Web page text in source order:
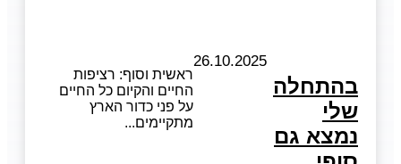
בהתחלה
שלי
נמצא גם
26.10.2025
ראשית וסוף: רציפות
החיים והקיום כל החיים
על פני כדור הארץ
מתקיימים